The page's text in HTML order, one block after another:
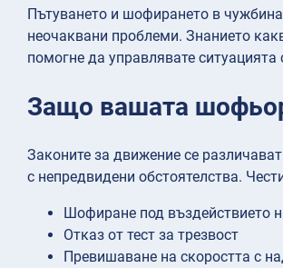
Пътуването и шофирането в
неочаквани проблеми. Знанието
помогне да управлявате
Защо вашата
Законите за движение се
с непредвидени обстоятелства.
Шофиране под въздействието
Отказ от тест за трезвост
Превишаване на скоростта с